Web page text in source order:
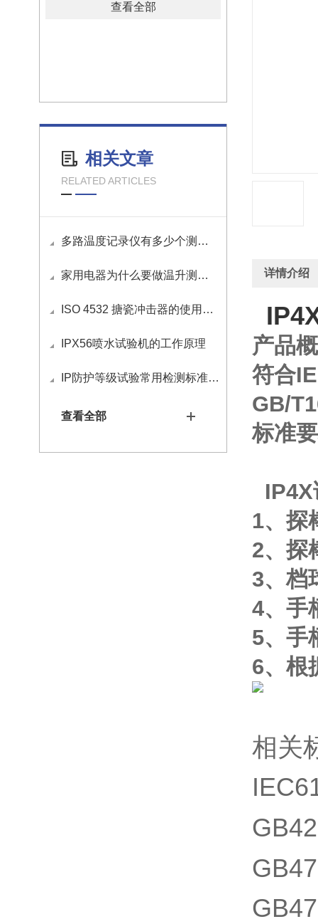
查看全部
相关文章
RELATED ARTICLES
多路温度记录仪有多少个测试通道？
家用电器为什么要做温升测试？
ISO 4532 搪瓷冲击器的使用方法
IPX56喷水试验机的工作原理
IP防护等级试验常用检测标准有哪些
查看全部
详情介绍
产品
符合
GB/
标准
IP4X
1、探
2、探
3、档
4、手
5、手
6、根
相关